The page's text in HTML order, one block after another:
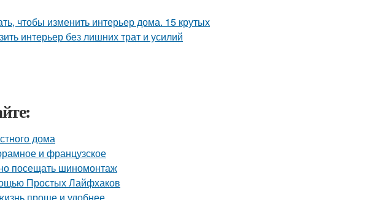
дома
и французское
посещать шиномонтаж
Простых Лайфхаков